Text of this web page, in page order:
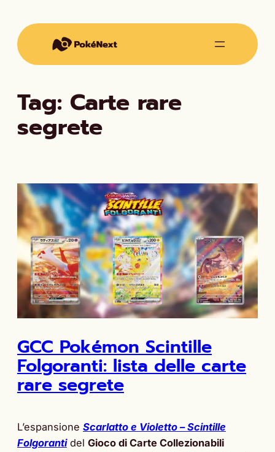
contenuto
Tag: Carte rare
segrete
GCC Pokémon Scintille
Folgoranti: lista delle carte
rare segrete
L’espansione Scarlatto e Violetto – Scintille
Folgorantidel Gioco di Carte Collezionabili